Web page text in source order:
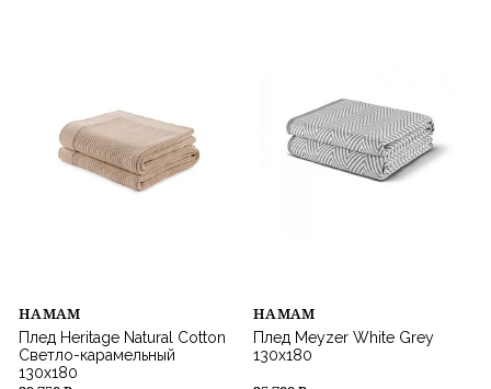
HAMAM
Плед Heritage Natural Cotton
Светло-карамельный
130x180
HAMAM
Плед Meyzer White Grey
130х180